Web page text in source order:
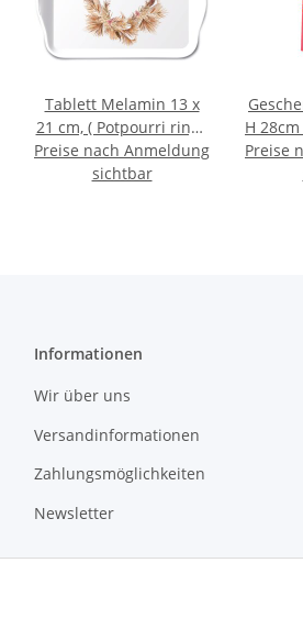
Tablett Melamin 13 x
21 cm, ( Potpourri ring )
AMBIENTE
Preise nach Anmeldung
sichtbar
Preise
Informationen
Wir über uns
Versandinformationen
Zahlungsmöglichkeiten
Newsletter